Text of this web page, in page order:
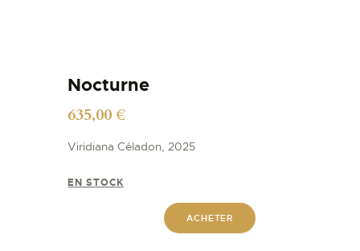
Nocturne
635,00€
Viridiana Céladon, 2025
EN STOCK
ACHETER